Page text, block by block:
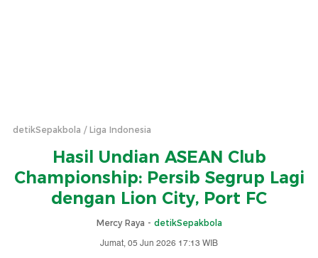
detikSepakbola Liga Indonesia
Hasil Undian ASEAN Club
Championship: Persib Segrup Lagi
dengan Lion City, Port FC
Mercy Raya - detikSepakbola
Jumat, 05 Jun 2026 17:13 WIB